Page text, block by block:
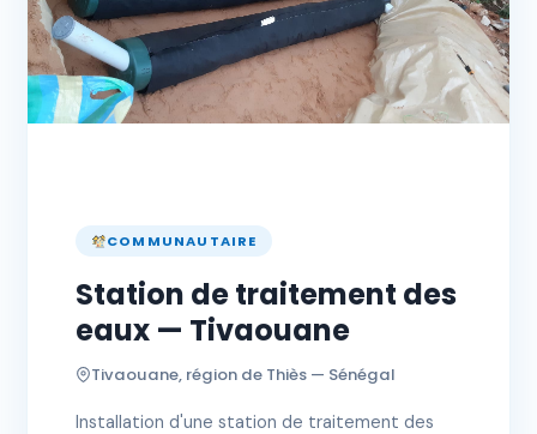
COMMUNAUTAIRE
Station de traitement des
eaux — Tivaouane
Tivaouane, région de Thiès — Sénégal
Installation d'une station de traitement des